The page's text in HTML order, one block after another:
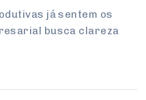
Trabalho
já sentem os
busca clareza